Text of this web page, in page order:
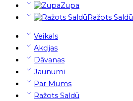
Zupa
Ražots Saldū
Veikals
Akcijas
Dāvanas
Jaunumi
Par Mums
Ražots Saldū